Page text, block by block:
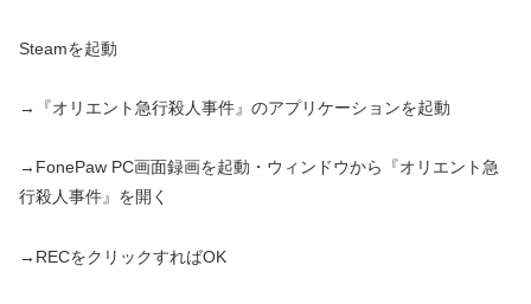
Steamを起動
→『オリエント急行殺人事件』のアプリケーションを起動
→FonePaw PC画面録画を起動・ウィンドウから『オリエント急
行殺人事件』を開く
→RECをクリックすればOK